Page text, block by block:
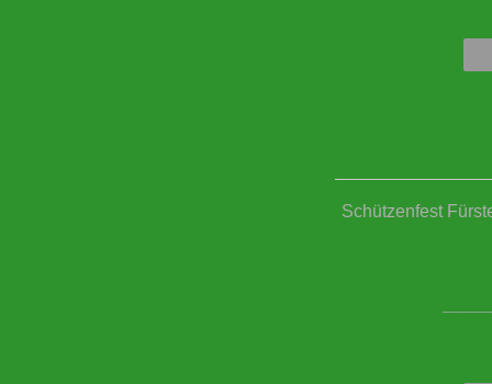
Schützenfest